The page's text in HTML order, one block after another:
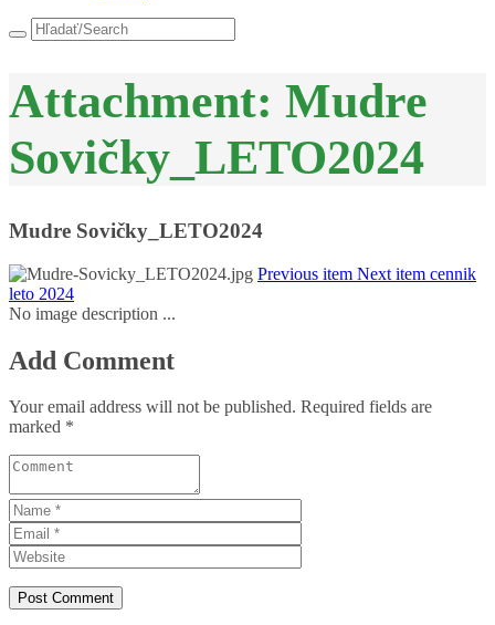
Attachment: Mudre
Sovičky_LETO2024
Mudre Sovičky_LETO2024
Previous item Next item cennik
leto 2024
No image description ...
Add Comment
Your email address will not be published. Required fields are
marked *